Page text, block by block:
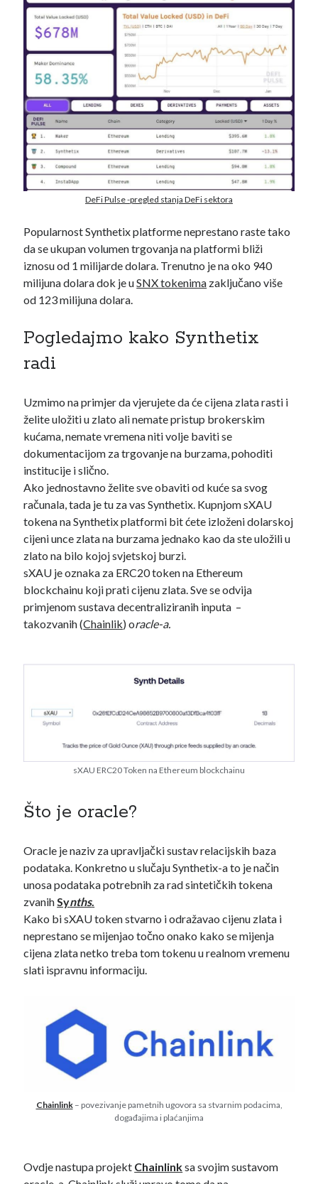
Search
POSJETI MOJ KRIPTO YOUTUBE KANAL
A1 administracija AI agents
Austrija BAT Binance brave
dai dapps
DLT država
hardverski novčanici Hrvatska
IOTA isplate
kriptovalute ledger
ledger nano s lutrija metamask
novčanici
pametni ugovori plaćanja
politika porez
satoshi nakamoto
DeFi Pulse -pregled stanja DeFi sektora
Popularnost Synthetix platforme neprestano raste tako
da se ukupan volumen trgovanja na platformi bliži
iznosu od 1 milijarde dolara. Trenutno je na oko 940
milijuna dolara dok je uSNX tokenima zaključano više
od 123 milijuna dolara.
Pogledajmo kako Synthetix
radi
Uzmimo na primjer da vjerujete da će cijena zlata rasti i
želite uložiti u zlato ali nemate pristup brokerskim
kućama, nemate vremena niti volje baviti se
dokumentacijom za trgovanje na burzama, pohoditi
institucije i slično.
Ako jednostavno želite sve obaviti od kuće sa svog
računala, tada je tu za vas Synthetix. Kupnjom sXAU
tokena na Synthetix platformi bit ćete izloženi dolarskoj
cijeni unce zlata na burzama jednako kao da ste uložili u
zlato na bilo kojoj svjetskoj burzi.
sXAU je oznaka za ERC20 token na Ethereum
blockchainu koji prati cijenu zlata. Sve se odvija
primjenom sustava decentraliziranih inputa –
takozvanih (Chainlik) oracle-a.
sXAU ERC20 Token na Ethereum blockchainu
Što je oracle?
Oracle je naziv za upravljački sustav relacijskih baza
podataka. Konkretno u slučaju Synthetix-a to je način
unosa podataka potrebnih za rad sintetičkih tokena
zvanihSynths.
Kako bi sXAU token stvarno i odražavao cijenu zlata i
neprestano se mijenjao točno onako kako se mijenja
cijena zlata netko treba tom tokenu u realnom vremenu
slati ispravnu informaciju.
Chainlink– povezivanje pametnih ugovora sa stvarnim podacima,
događajima i plaćanjima
Ovdje nastupa projekt Chainlinksa svojim sustavom